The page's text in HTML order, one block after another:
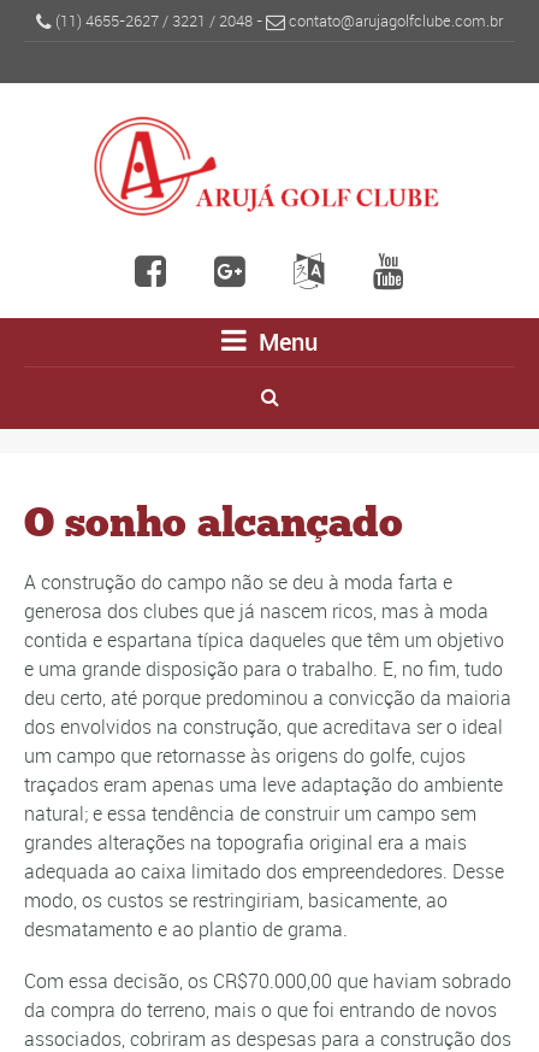
(11) 4655-2627/ 3221 / 2048- contato@arujagolfclube.com.br
Menu
O sonho alcançado
A construção do campo não se deu à moda farta e
generosa dos clubes que já nascem ricos, mas à moda
contida e espartana típica daqueles que têm um objetivo
e uma grande disposição para o trabalho. E, no fim, tudo
deu certo, até porque predominou a convicção da maioria
dos envolvidos na construção, que acreditava ser o ideal
um campo que retornasse às origens do golfe, cujos
traçados eram apenas uma leve adaptação do ambiente
natural; e essa tendência de construir um campo sem
grandes alterações na topografia original era a mais
adequada ao caixa limitado dos empreendedores. Desse
modo, os custos se restringiriam, basicamente, ao
desmatamento e ao plantio de grama.
Com essa decisão, os CR$70.000,00 que haviam sobrado
da compra do terreno, mais o que foi entrando de novos
associados, cobriram as despesas para a construção dos